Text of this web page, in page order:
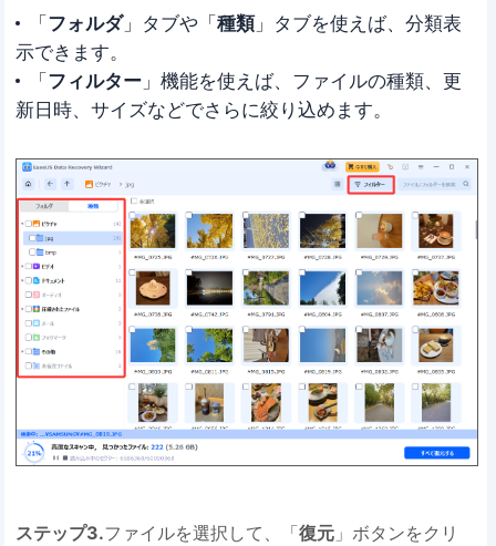
「 フォルダ」タブや「 種類」タブを使えば、分類表
示できます。
「 フィルター」機能を使えば、ファイルの種類、更
新日時、サイズなどでさらに絞り込めます。
ステップ3.ファイルを選択して、「復元 」ボタンをクリ